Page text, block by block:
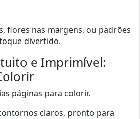
flores nas margens, ou padrões
divertido.
e Imprimível:
páginas para colorir.
claros, pronto para